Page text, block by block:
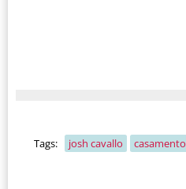
Tags: josh cavallo